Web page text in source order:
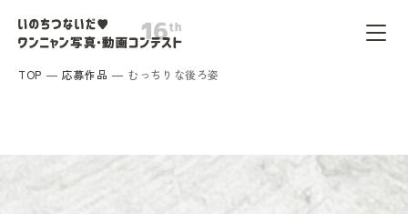
TOP 応募作品 むっちりな後ろ姿